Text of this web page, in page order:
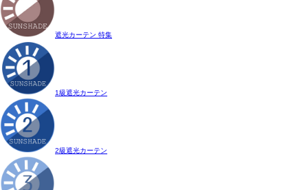
遮光カーテン 特集
1級遮光カーテン
2級遮光カーテン